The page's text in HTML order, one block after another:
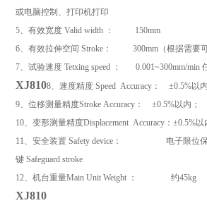
或电脑控制、打印机打印
5、有效宽度 Valid width ：
150mm
6、有效拉伸空间 Stroke ： 300mm （根据需要
7、试验速度 Tetxing speed ： 0.001~300mm/min
XJ8108、速度精度 Speed Accuracy ： ±0.5%以
9、位移测量精度Stroke Accuracy ： ±0.5%以内；
10、变形测量精度Displacement Accuracy ：±0.5%以
11、安全装置 Safety device ：
电子限位
键 Safeguard stroke
12、机台重量Main Unit Weight ： 约45kg
XJ810